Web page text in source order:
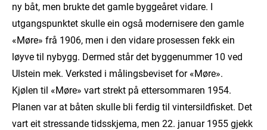
ny båt, men brukte det gamle byggeåret vidare. I
utgangspunktet skulle ein også modernisere den gamle
«Møre» frå 1906, men i den vidare prosessen fekk ein
løyve til nybygg. Dermed står det byggenummer 10 ved
Ulstein mek. Verksted i målingsbeviset for «Møre».
Kjølen til «Møre» vart strekt på ettersommaren 1954.
Planen var at båten skulle bli ferdig til vintersildfisket. Det
vart eit stressande tidsskjema, men 22. januar 1955 gjekk